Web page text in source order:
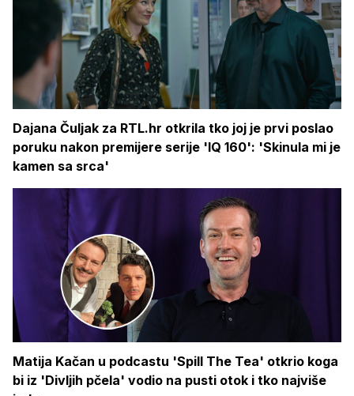
Dajana Čuljak za RTL.hr otkrila tko joj je prvi poslao
poruku nakon premijere serije 'IQ 160': 'Skinula mi je
kamen sa srca'
Matija Kačan u podcastu 'Spill The Tea' otkrio koga
bi iz 'Divljih pčela' vodio na pusti otok i tko najviše